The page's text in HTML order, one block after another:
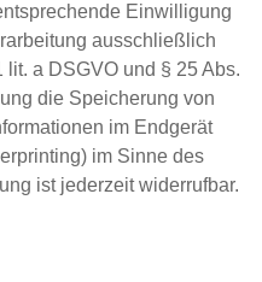
Einwilligung
ausschließlich
lit. a DSGVO und § 25 Abs.
die Speicherung von
im Endgerät
im Sinne des
ist jederzeit widerrufbar.